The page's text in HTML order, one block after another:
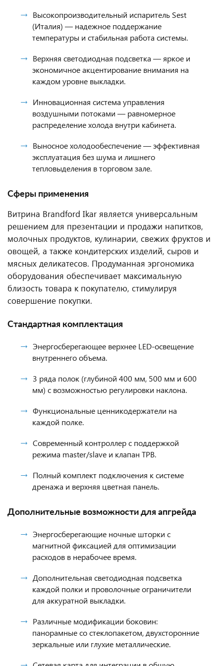
Высокопроизводительный испаритель Sest
(Италия) — надежное поддержание
температуры и стабильная работа системы.
Верхняя светодиодная подсветка — яркое и
экономичное акцентирование внимания на
каждом уровне выкладки.
Инновационная система управления
воздушными потоками — равномерное
распределение холода внутри кабинета.
Выносное холодообеспечение — эффективная
эксплуатация без шума и лишнего
тепловыделения в торговом зале.
Сферы применения
Витрина Brandford Ikar является универсальным
решением для презентации и продажи напитков,
молочных продуктов, кулинарии, свежих фруктов и
овощей, а также кондитерских изделий, сыров и
мясных деликатесов. Продуманная эргономика
оборудования обеспечивает максимальную
близость товара к покупателю, стимулируя
совершение покупки.
Стандартная комплектация
Энергосберегающее верхнее LED-освещение
внутреннего объема.
3 ряда полок (глубиной 400 мм, 500 мм и 600
мм) с возможностью регулировки наклона.
Функциональные ценникодержатели на
каждой полке.
Современный контроллер с поддержкой
режима master/slave и клапан ТРВ.
Полный комплект подключения к системе
дренажа и верхняя цветная панель.
Дополнительные возможности для апгрейда
Энергосберегающие ночные шторки с
магнитной фиксацией для оптимизации
расходов в нерабочее время.
Дополнительная светодиодная подсветка
каждой полки и проволочные ограничители
для аккуратной выкладки.
Различные модификации боковин:
панорамные со стеклопакетом, двухсторонние
зеркальные или глухие металлические.